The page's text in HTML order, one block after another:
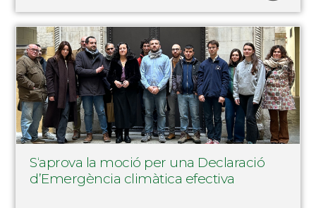
S‘aprova la moció per una Declaració
d’Emergència climàtica efectiva